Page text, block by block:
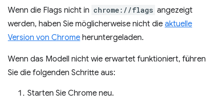
Wenn die Flags nicht in chrome://flags angezeigt
werden, haben Sie möglicherweise nicht die aktuelle
Version von Chrome heruntergeladen.
Wenn das Modell nicht wie erwartet funktioniert, führen
Sie die folgenden Schritte aus:
Starten Sie Chrome neu.